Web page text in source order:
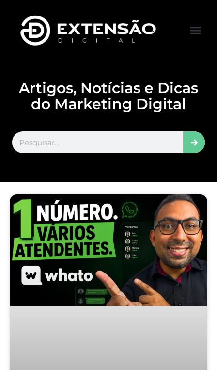
Artigos, Notícias e Dicas
do Marketing Digital